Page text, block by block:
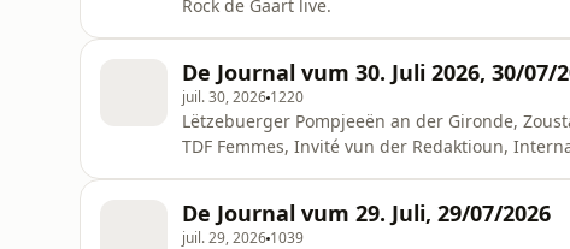
Rock de Gaart live.
De Journal vum 30. Juli 2026, 30/07/
juil. 30, 2026 1220
Lëtzebuerger Pompjeeën an der Gironde,
TDF Femmes, Invité vun der Redaktioun,
De Journal vum 29. Juli, 29/07/2026
juil. 29, 2026 1039